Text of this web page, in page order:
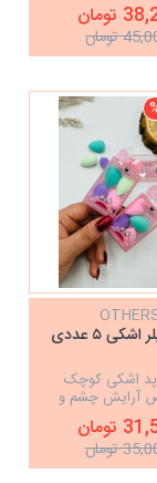
تومان
تومان
۵ عددی
پد اشکی کوچک
آرایش چشم و
و کانتور/بافت
کیفیت بالا/قابل
همراه جعبه با
متنوع
تومان
تومان